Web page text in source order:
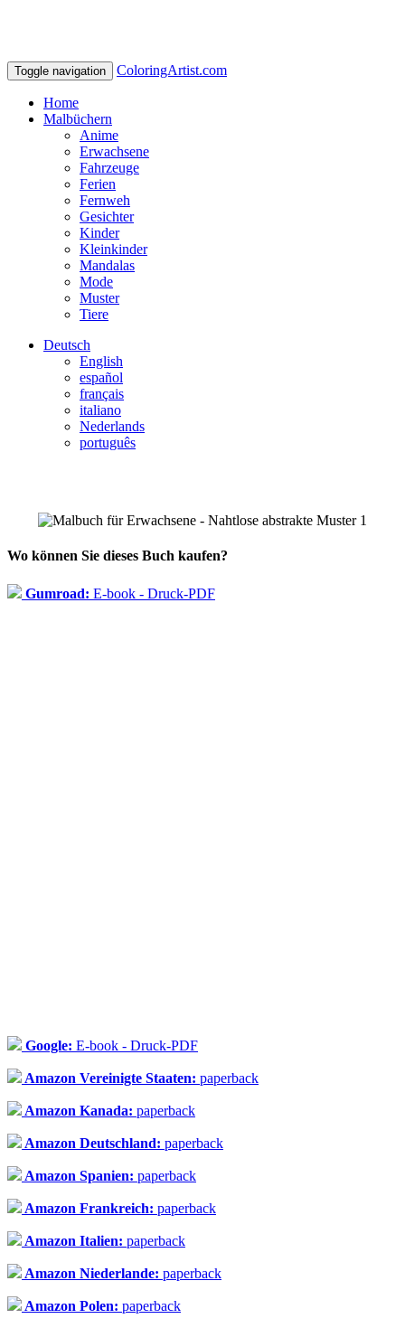
Toggle navigation ColoringArtist.com
Home
Malbüchern
Anime
Erwachsene
Fahrzeuge
Ferien
Fernweh
Gesichter
Kinder
Kleinkinder
Mandalas
Mode
Muster
Tiere
Deutsch
English
español
français
italiano
Nederlands
português
Wo können Sie dieses Buch kaufen?
Gumroad: E-book - Druck-PDF
Google: E-book - Druck-PDF
Amazon Vereinigte Staaten: paperback
Amazon Kanada: paperback
Amazon Deutschland: paperback
Amazon Spanien: paperback
Amazon Frankreich: paperback
Amazon Italien: paperback
Amazon Niederlande: paperback
Amazon Polen: paperback